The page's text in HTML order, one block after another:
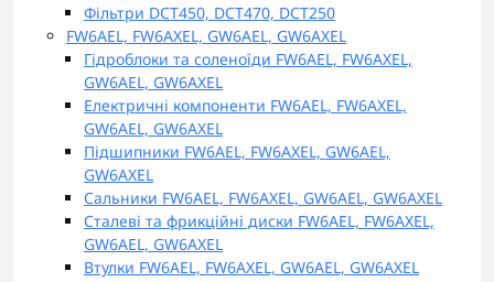
Фільтри DCT450, DCT470, DCT250
FW6AEL, FW6AXEL, GW6AEL, GW6AXEL
Гідроблоки та соленоїди FW6AEL, FW6AXEL,
GW6AEL, GW6AXEL
Електричні компоненти FW6AEL, FW6AXEL,
GW6AEL, GW6AXEL
Підшипники FW6AEL, FW6AXEL, GW6AEL,
GW6AXEL
Сальники FW6AEL, FW6AXEL, GW6AEL, GW6AXEL
Сталеві та фрикційні диски FW6AEL, FW6AXEL,
GW6AEL, GW6AXEL
Втулки FW6AEL, FW6AXEL, GW6AEL, GW6AXEL